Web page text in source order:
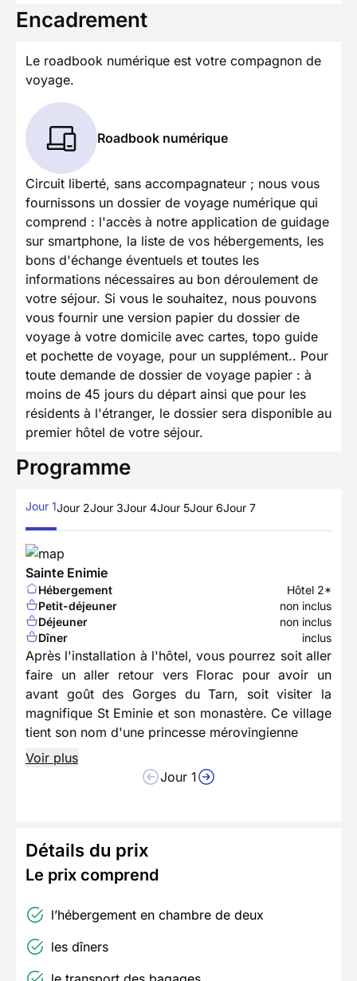
Encadrement
Le roadbook numérique est votre compagnon de
voyage.
Roadbook numérique
Circuit liberté, sans accompagnateur ; nous vous
fournissons un dossier de voyage numérique qui
comprend : l'accès à notre application de guidage
sur smartphone, la liste de vos hébergements, les
bons d'échange éventuels et toutes les
informations nécessaires au bon déroulement de
votre séjour. Si vous le souhaitez, nous pouvons
vous fournir une version papier du dossier de
voyage à votre domicile avec cartes, topo guide
et pochette de voyage, pour un supplément.. Pour
toute demande de dossier de voyage papier : à
moins de 45 jours du départ ainsi que pour les
résidents à l'étranger, le dossier sera disponible au
premier hôtel de votre séjour.
Programme
Jour 1Jour 2Jour 3Jour 4Jour 5Jour 6Jour 7
Sainte Enimie
Hébergement
Hôtel 2*
Petit-déjeuner
non inclus
Déjeuner
non inclus
Dîner
inclus
Après l'installation à l'hôtel, vous pourrez soit aller
faire un aller retour vers Florac pour avoir un
avant goût des Gorges du Tarn, soit visiter la
magnifique St Eminie et son monastère. Ce village
tient son nom d'une princesse mérovingienne
Voir plus
Jour 1
Détails du prix
Le prix comprend
l’hébergement en chambre de deux
les dîners